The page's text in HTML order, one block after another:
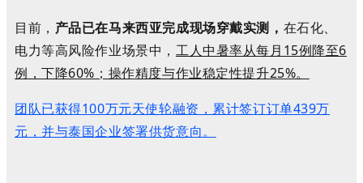
目前， 产品已在马来西亚完成现场穿戴实测， 在石化、
电力等高风险作业场景中， 工人中暑率从每月15例降至6
例，下降60%；操作精度与作业稳定性提升25%。
团队已获得100万元天使轮融资，累计签订订单439万
元，并与泰国企业签署供货意向。